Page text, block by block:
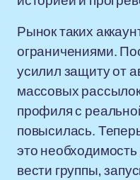
Рынок таких
ограничениями.
усилил защиту от
массовых
профиля с
повысилась.
это необходимость
вести группы,